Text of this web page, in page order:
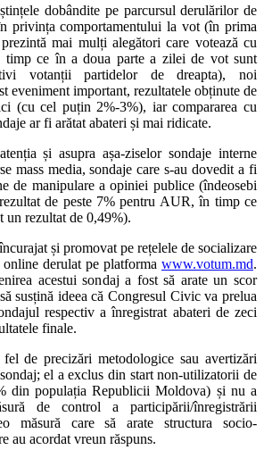
dobândite pe parcursul derulărilor de
privința comportamentului la vot (în prima
mai mulți alegători care votează cu
timp ce în a doua parte a zilei de vot sunt
votanții partidelor de dreapta), noi
eveniment important, rezultatele obținute de
(cu cel puțin 2%-3%), iar compararea cu
ar fi arătat abateri și mai ridicate.
și asupra așa-ziselor sondaje interne
mass media, sondaje care s-au dovedit a fi
de manipulare a opiniei publice (îndeosebi
de peste 7% pentru AUR, în timp ce
un rezultat de 0,49%).
și promovat pe rețelele de socializare
derulat pe platforma www.votum.md.
acestui sondaj a fost să arate un scor
susțină ideea că Congresul Civic va prelua
respectiv a înregistrat abateri de zeci
finale.
de precizări metodologice sau avertizări
el a exclus din start non-utilizatorii de
din populația Republicii Moldova) și nu a
de control a participării/înregistrării
măsură care să arate structura socio-
au acordat vreun răspuns.